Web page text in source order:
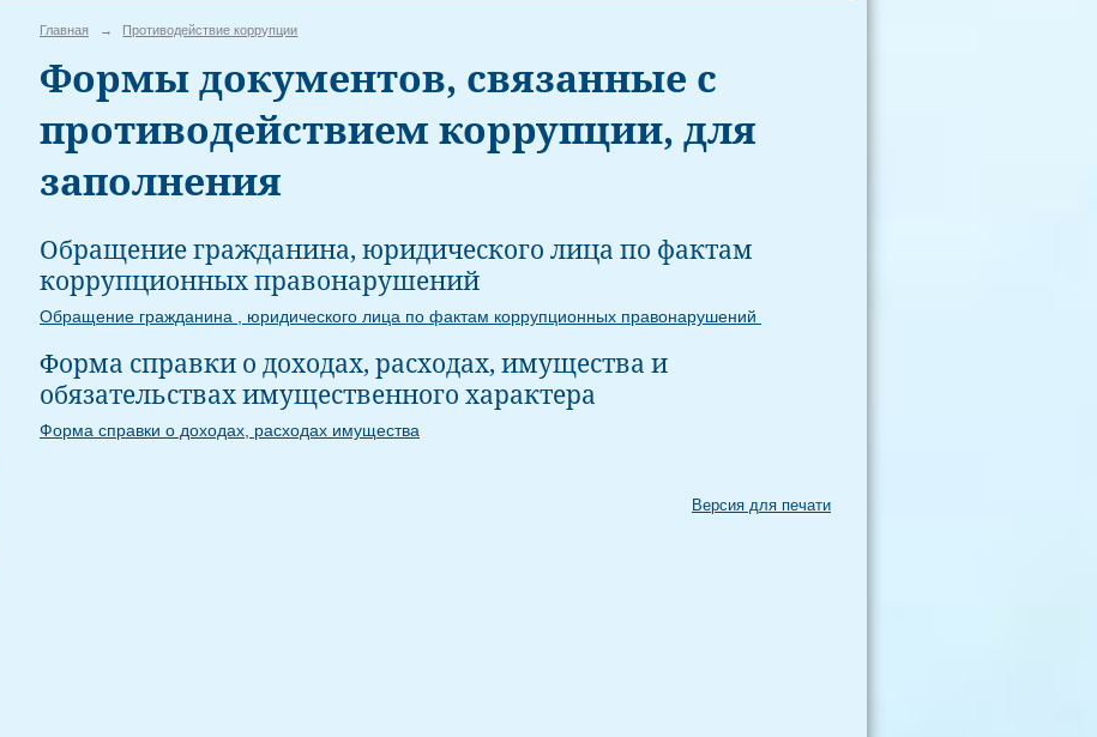
Главная → Противодействие коррупции
Формы документов, связанные с
противодействием коррупции, для
заполнения
Обращение гражданина, юридического лица по фактам
коррупционных правонарушений
Обращение гражданина , юридического лица по фактам коррупционных правонарушений
Форма справки о доходах, расходах, имущества и
обязательствах имущественного характера
Форма справки о доходах, расходах имущества
Версия для печати